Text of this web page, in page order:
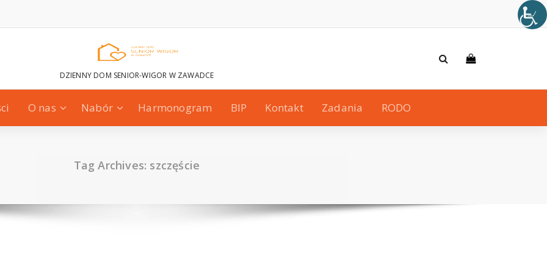
DZIENNY DOM SENIOR-WIGOR W ZAWADCE
O nas Nabór Harmonogram BIP Kontakt Zadania RODO
Tag Archives: szczęście